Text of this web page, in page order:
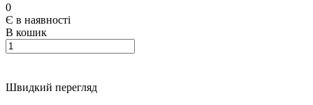
0
Є в наявності
В кошик
Швидкий перегляд